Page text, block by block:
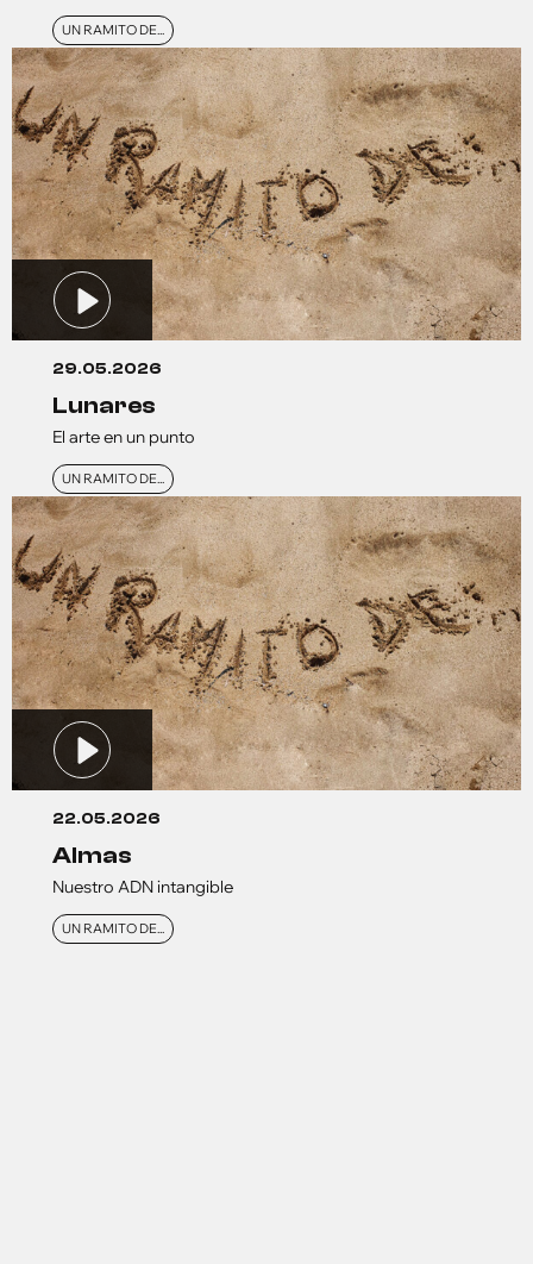
UN RAMITO DE...
29.05.2026
lunares
El arte en un punto
UN RAMITO DE...
22.05.2026
almas
Nuestro ADN intangible
UN RAMITO DE...